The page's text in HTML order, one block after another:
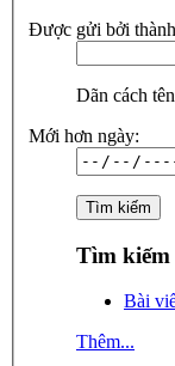
Được gửi bởi
Dãn cách
Mới hơn ngày:
Tìm kiếm
Bài
Thêm...